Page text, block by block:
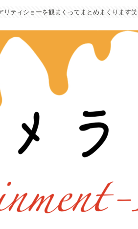
リティショーを観まくってまとめまくります笑